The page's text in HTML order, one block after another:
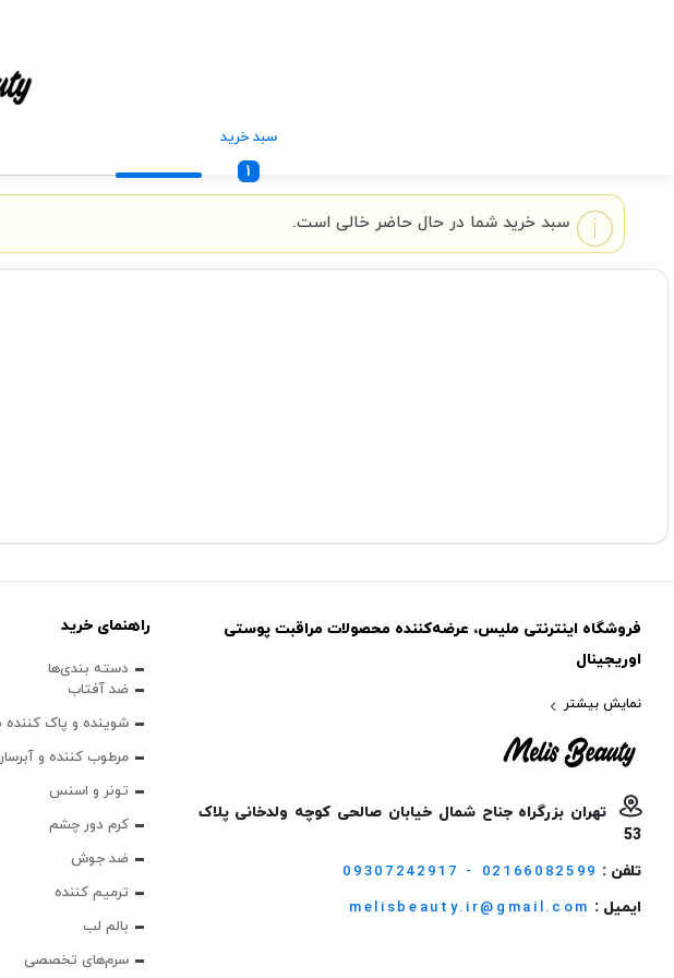
سبد خرید
1
سبد خرید شما در حال حاضر خالی است.
فروشگاه اینترنتی ملیس، عرضه‌کننده محصولات مراقبت پوستی
اوریجینال
نمایش بیشتر
تهران بزرگراه جناح شمال خیابان صالحی کوچه ولدخانی پلاک
53
تلفن : 09307242917 - 02166082599
ایمیل : melisbeauty.ir@gmail.com
راهنمای خرید
دسته بندی‌ها
ضد آفتاب
شوینده و پاک‌
مرطوب کننده و
تونر و اسنس
کرم دور چشم
ضد جوش
ترمیم کننده
بالم لب
سرم‌های تخصصی